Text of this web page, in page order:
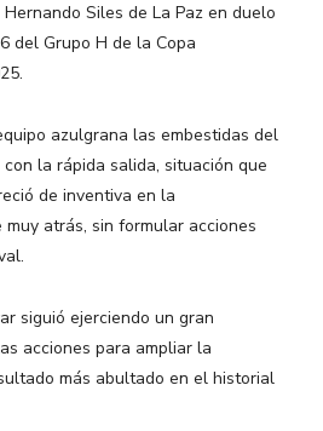
Siles de La Paz en duelo
del Grupo H de la Copa
azulgrana las embestidas del
la rápida salida, situación que
de inventiva en la
atrás, sin formular acciones
siguió ejerciendo un gran
acciones para ampliar la
más abultado en el historial